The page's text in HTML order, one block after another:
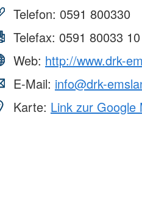
Telefon: 0591 800330
Telefax: 0591 80033
Web: http://www.drk-
E-Mail: info@drk-
Karte: Link zur Google